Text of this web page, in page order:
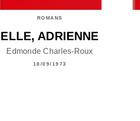
ROMANS
ELLE, ADRIENNE
Edmonde Charles-Roux
18/09/1973